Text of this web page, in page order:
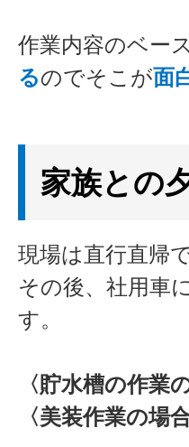
作業内容のベー
るのでそこが面
家族との
現場は直行直帰
その後、社用車
す。
〈貯水槽の作業
〈美装作業の場